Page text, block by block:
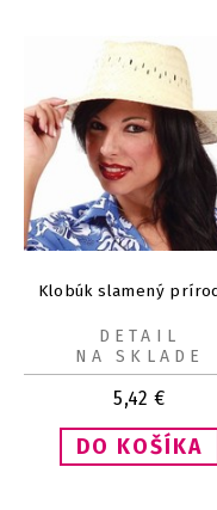
Klobúk slamený
5,42 €
DETAIL
NA SKLADE